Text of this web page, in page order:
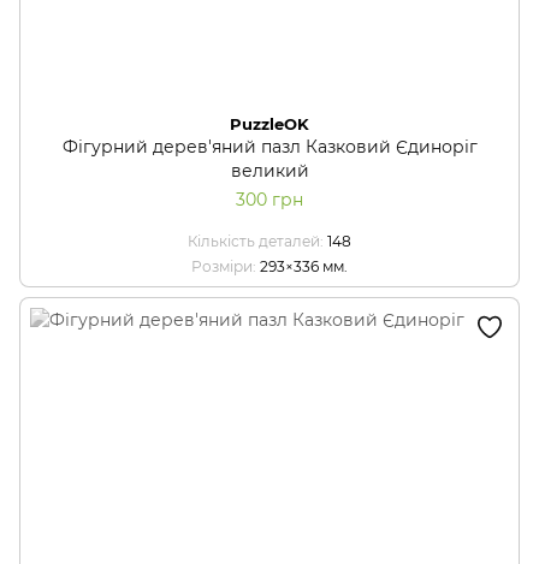
PuzzleOK
Фігурний дерев'яний пазл Казковий Єдиноріг
великий
300 грн
Кількість деталей 148
Розміри 293×336 мм.